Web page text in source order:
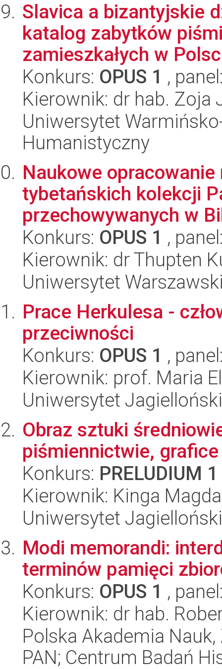
Slavica a bizantyjskie
katalog zabytków
zamieszkałych w
Konkurs: OPUS 1 ,
Kierownik: dr hab. Zoja
Uniwersytet
Humanistyczny
Naukowe
tybetańskich kolekcji
przechowywanych w
Konkurs: OPUS 1 ,
Kierownik: dr Thupten
Uniwersytet
Prace Herkulesa -
przeciwności
Konkurs: OPUS 1 ,
Kierownik: prof. Maria
Uniwersytet Jagielloński
Obraz sztuki
piśmiennictwie,
Konkurs: PRELUDIUM 1
Kierownik: Kinga
Uniwersytet
Modi memorandi:
terminów pamięci
Konkurs: OPUS 1 ,
Kierownik: dr hab.
Polska Akademia
PAN; Centrum Badań